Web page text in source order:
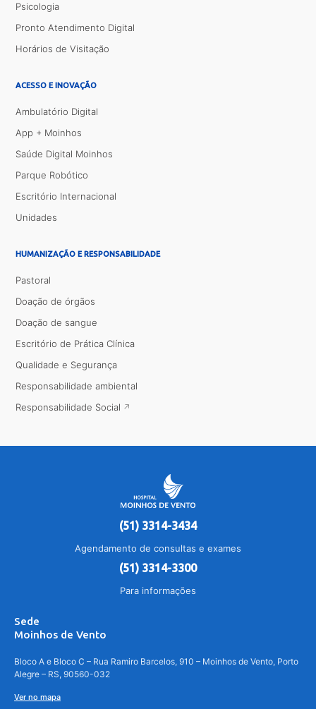
Psicologia
Pronto Atendimento Digital
Horários de Visitação
ACESSO E INOVAÇÃO
Ambulatório Digital
App + Moinhos
Saúde Digital Moinhos
Parque Robótico
Escritório Internacional
Unidades
HUMANIZAÇÃO E RESPONSABILIDADE
Pastoral
Doação de órgãos
Doação de sangue
Escritório de Prática Clínica
Qualidade e Segurança
Responsabilidade ambiental
Responsabilidade Social
(51) 3314-3434
Agendamento de consultas e exames
(51) 3314-3300
Para informações
Sede
Moinhos de Vento
Bloco A e Bloco C – Rua Ramiro Barcelos, 910 – Moinhos de Vento, Porto
Alegre – RS, 90560-032
Ver no mapa